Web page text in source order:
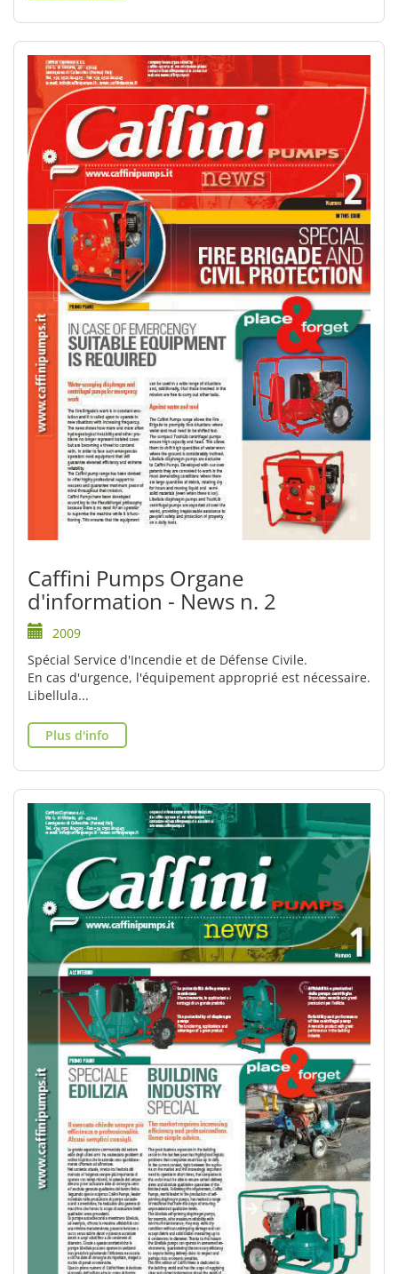
Caffini Pumps Organe
d'information - News n. 2
2009
Spécial Service d'Incendie et de Défense Civile.
En cas d'urgence, l'équipement approprié est nécessaire.
Libellula...
Plus d'info